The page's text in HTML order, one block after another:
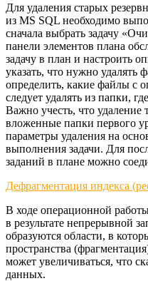
Для удаления старых
из MS SQL необходимо
сначала выбрать задачу
панели элементов плана
задачу в план и настроить
указать, что нужно
определить, какие файлы с
следует удалять из папки,
Важно учесть, что
вложенные папки первого
параметры удаления на
выполнения задачи. Для
заданий в плане можно
Дефрагментация индекса
В ходе операционной
в результате непрерывной
образуются области, в
пространства
может увеличиваться, что
данных.